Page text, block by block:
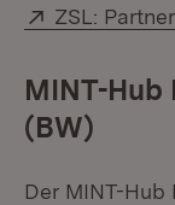
Extern:
ZSL:
MINT-
(BW)
Der MINT-Hub